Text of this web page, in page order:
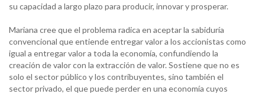
su capacidad a largo plazo para producir, innovar y prosperar.
Mariana cree que el problema radica en aceptar la sabiduría
convencional que entiende entregar valor a los accionistas como
igual a entregar valor a toda la economía, confundiendo la
creación de valor con la extracción de valor. Sostiene que no es
solo el sector público y los contribuyentes, sino también el
sector privado, el que puede perder en una economía cuyos